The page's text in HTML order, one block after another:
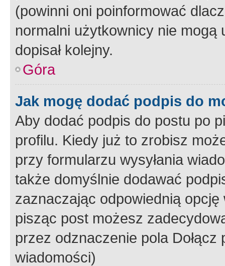
(powinni oni poinformować
normalni użytkownicy nie
dopisał kolejny.
Góra
Jak mogę dodać podpis do
Aby dodać podpis do postu po
profilu. Kiedy już to zrobisz
przy formularzu wysyłania
także domyślnie dodawać
zaznaczając odpowiednią
pisząc post możesz
przez odznaczenie pola
wiadomości)